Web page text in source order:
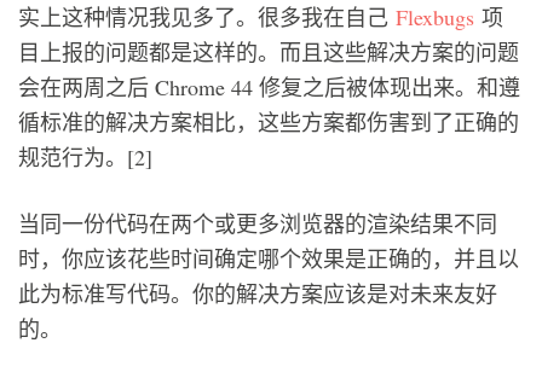
实上这种情况我见多了。很多我在自己 Flexbugs 项
目上报的问题都是这样的。而且这些解决方案的问题
会在两周之后 Chrome 44 修复之后被体现出来。和遵
循标准的解决方案相比，这些方案都伤害到了正确的
规范行为。[2]
当同一份代码在两个或更多浏览器的渲染结果不同
时，你应该花些时间确定哪个效果是正确的，并且以
此为标准写代码。你的解决方案应该是对未来友好
的。